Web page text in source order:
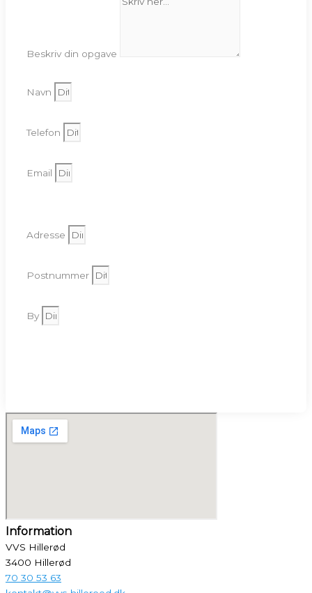
Beskriv din opgave
Navn
Telefon
Email
Adresse
Postnummer
By
Information
VVS Hillerød
3400 Hillerød
70 30 53 63